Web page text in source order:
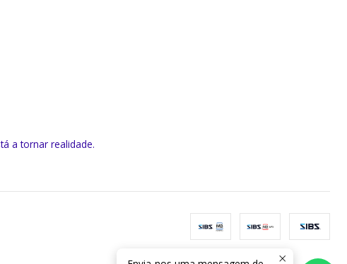
a tornar realidade.